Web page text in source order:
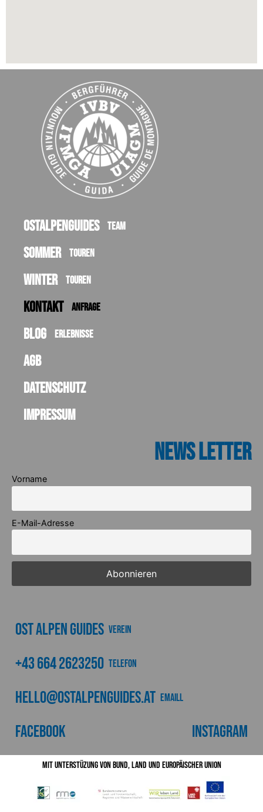
Ostalpenguides Team
Sommer Touren
Winter Touren
Kontakt Anfrage
Blog Erlebnisse
AGB
Datenschutz
Impressum
News Letter
Vorname
E-Mail-Adresse
Ost Alpen Guides Verein
+43 664 2623250 Telefon
hello@ostalpenguides.at emaill
Facebook Instagram
Mit Unterstüzung von Bund, Land und Europäischer Union